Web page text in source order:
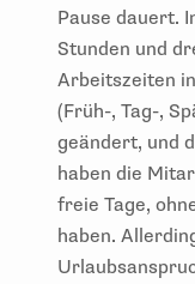
Pause dauert.
Stunden und
Arbeitszeiten
(Früh-, Tag-,
geändert, und
haben die
freie Tage,
haben.